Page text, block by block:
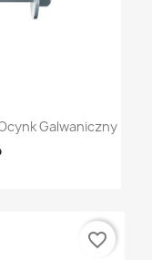
Galwaniczny
favorite_border